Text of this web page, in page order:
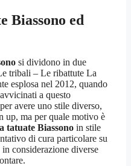
Biassono ed
si dividono in due
tribali – Le ribattute La
esplosa nel 2012, quando
a questo
avere uno stile diverso,
up, ma per quale motivo è
tatuate Biassono in stile
di cura particolare su
considerazione diverse